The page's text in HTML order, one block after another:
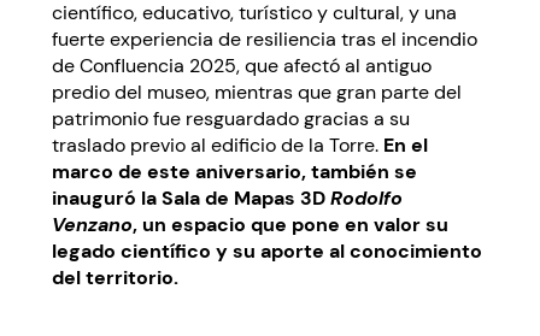
científico, educativo, turístico y cultural, y una
fuerte experiencia de resiliencia tras el incendio
de Confluencia 2025, que afectó al antiguo
predio del museo, mientras que gran parte del
patrimonio fue resguardado gracias a su
traslado previo al edificio de la Torre. En el
marco de este aniversario, también se
inauguró la Sala de Mapas 3DRodolfo
Venzano, un espacio que pone en valor su
legado científico y su aporte al conocimiento
del territorio.